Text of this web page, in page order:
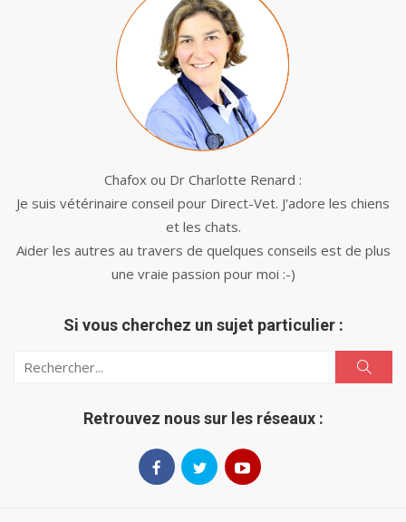
Chafox ou Dr Charlotte Renard :
Je suis vétérinaire conseil pour Direct-Vet. J'adore les chiens
et les chats.
Aider les autres au travers de quelques conseils est de plus
une vraie passion pour moi :-)
Si vous cherchez un sujet particulier :
Search
Retrouvez nous sur les réseaux :